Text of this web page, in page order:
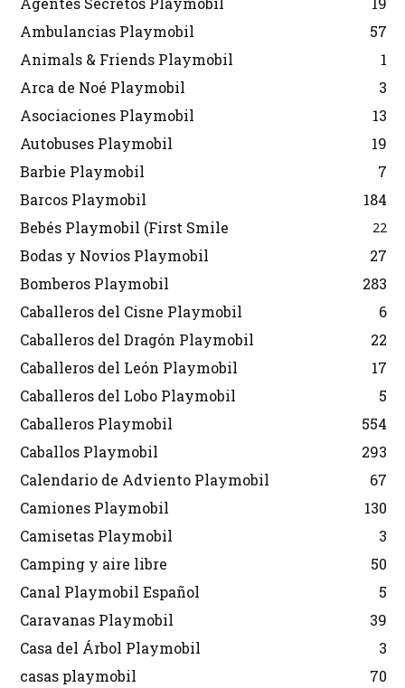
Ambulancias Playmobil
57
Animals & Friends Playmobil
1
Arca de Noé Playmobil
3
Asociaciones Playmobil
13
Autobuses Playmobil
19
Barbie Playmobil
7
Barcos Playmobil
184
Bebés Playmobil (First Smile
22
Bodas y Novios Playmobil
27
Bomberos Playmobil
283
Caballeros del Cisne Playmobil
6
Caballeros del Dragón Playmobil
22
Caballeros del León Playmobil
17
Caballeros del Lobo Playmobil
5
Caballeros Playmobil
554
Caballos Playmobil
293
Calendario de Adviento Playmobil
67
Camiones Playmobil
130
Camisetas Playmobil
3
Camping y aire libre
50
Canal Playmobil Español
5
Caravanas Playmobil
39
Casa del Árbol Playmobil
3
casas playmobil
70